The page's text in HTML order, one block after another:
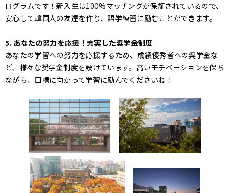
ログラムです！新入生は100%マッチングが保証されているので、
安心して韓国人の友達を作り、語学練習に励むことができます。
5. あなたの努力を応援！充実した奨学金制度
あなたの学習への努力を応援するため、成績優秀者への奨学金な
ど、様々な奨学金制度を設けています。高いモチベーションを保ち
ながら、目標に向かって学習に励んでくださいね！